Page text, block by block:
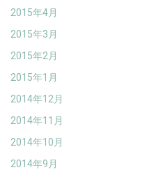
2015年4月
2015年3月
2015年2月
2015年1月
2014年12月
2014年11月
2014年10月
2014年9月